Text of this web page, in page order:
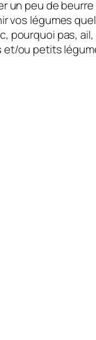
un peu de beurre
vos légumes
pourquoi pas,
et/ou petits